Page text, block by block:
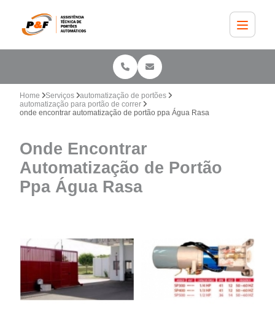
Home Serviços
automatização de portões
automatização para portão de correr
onde encontrar automatização de portão ppa Água Rasa
Onde Encontrar
Automatização de Portão
Ppa Água Rasa